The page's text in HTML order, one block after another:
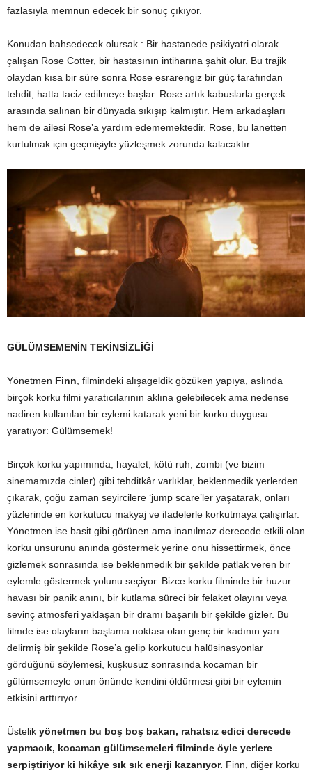
fazlasıyla memnun edecek bir sonuç çıkıyor.
Konudan bahsedecek olursak : Bir hastanede psikiyatri olarak
çalışan Rose Cotter, bir hastasının intiharına şahit olur. Bu trajik
olaydan kısa bir süre sonra Rose esrarengiz bir güç tarafından
tehdit, hatta taciz edilmeye başlar. Rose artık kabuslarla gerçek
arasında salınan bir dünyada sıkışıp kalmıştır. Hem arkadaşları
hem de ailesi Rose’a yardım edememektedir. Rose, bu lanetten
kurtulmak için geçmişiyle yüzleşmek zorunda kalacaktır.
GÜLÜMSEMENİN TEKİNSİZLİĞİ
Yönetmen Finn, filmindeki alışageldik gözüken yapıya, aslında
birçok korku filmi yaratıcılarının aklına gelebilecek ama nedense
nadiren kullanılan bir eylemi katarak yeni bir korku duygusu
yaratıyor: Gülümsemek!
Birçok korku yapımında, hayalet, kötü ruh, zombi (ve bizim
sinemamızda cinler) gibi tehditkâr varlıklar, beklenmedik yerlerden
çıkarak, çoğu zaman seyircilere ‘jump scare’ler yaşatarak, onları
yüzlerinde en korkutucu makyaj ve ifadelerle korkutmaya çalışırlar.
Yönetmen ise basit gibi görünen ama inanılmaz derecede etkili olan
korku unsurunu anında göstermek yerine onu hissettirmek, önce
gizlemek sonrasında ise beklenmedik bir şekilde patlak veren bir
eylemle göstermek yolunu seçiyor. Bizce korku filminde bir huzur
havası bir panik anını, bir kutlama süreci bir felaket olayını veya
sevinç atmosferi yaklaşan bir dramı başarılı bir şekilde gizler. Bu
filmde ise olayların başlama noktası olan genç bir kadının yarı
delirmiş bir şekilde Rose’a gelip korkutucu halüsinasyonlar
gördüğünü söylemesi, kuşkusuz sonrasında kocaman bir
gülümsemeyle onun önünde kendini öldürmesi gibi bir eylemin
etkisini arttırıyor.
Üstelik yönetmen bu boş boş bakan, rahatsız edici derecede
yapmacık, kocaman gülümsemeleri filminde öyle yerlere
serpiştiriyor ki hikâye sık sık enerji kazanıyor. Finn, diğer korku